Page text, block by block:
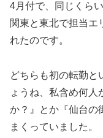
4月付で、同じくら
関東と東北で担当エ
れたのです。
どちらも初の転勤と
ょうね、私含め何
か？』とか『仙台の
まくっていました。